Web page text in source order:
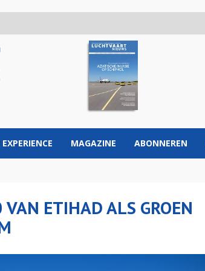
EXPERIENCE MAGAZINE ABONNEREN
ETIHAD ALS GROEN